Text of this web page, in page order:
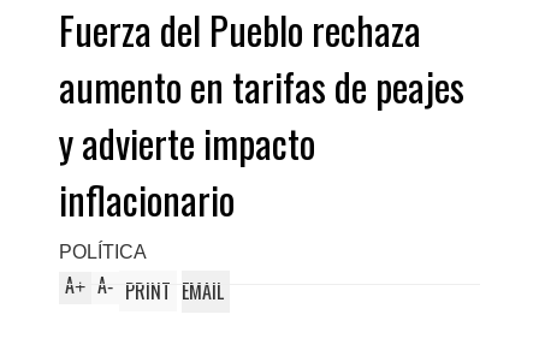
Fuerza del Pueblo rechaza
aumento en tarifas de peajes
y advierte impacto
inflacionario
POLÍTICA
A+ A- PRINT EMAIL